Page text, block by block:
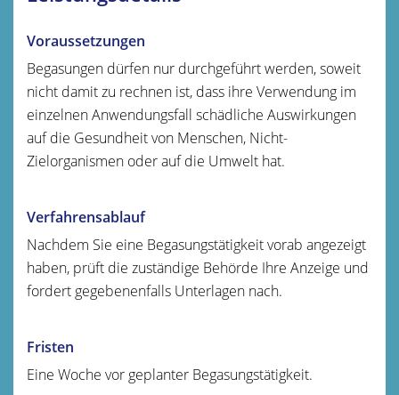
Voraussetzungen
Begasungen dürfen nur durchgeführt werden, soweit
nicht damit zu rechnen ist, dass ihre Verwendung im
einzelnen Anwendungsfall schädliche Auswirkungen
auf die Gesundheit von Menschen, Nicht-
Zielorganismen oder auf die Umwelt hat.
Verfahrensablauf
Nachdem Sie eine Begasungstätigkeit vorab angezeigt
haben, prüft die zuständige Behörde Ihre Anzeige und
fordert gegebenenfalls Unterlagen nach.
Fristen
Eine Woche vor geplanter Begasungstätigkeit.